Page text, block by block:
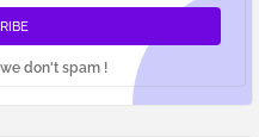
don't spam !